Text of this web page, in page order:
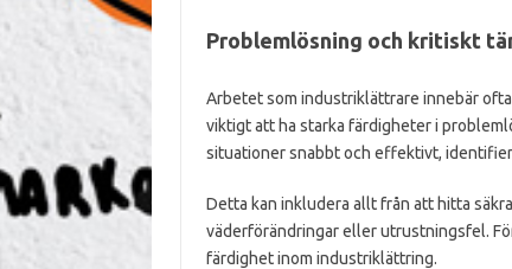
Problemlösning och kritiskt
Arbetet som industriklättrare innebär
viktigt att ha starka färdigheter i
situationer snabbt och effektivt,
Detta kan inkludera allt från att hitta
väderförändringar eller utrustningsfel.
färdighet inom industriklättring.